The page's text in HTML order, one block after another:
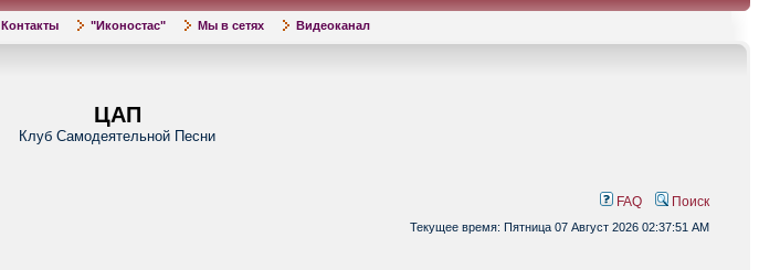
Контакты "Иконостас" Мы в сетях Видеоканал
ЦАП
Клуб Самодеятельной Песни
FAQ Поиск
Текущее время: Пятница 07 Август 2026 02:37:51 AM